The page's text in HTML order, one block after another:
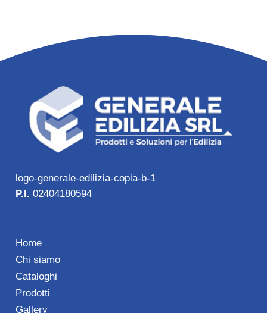
logo-generale-edilizia-copia-b-1
P.I. 02404180594
Home
Chi siamo
Cataloghi
Prodotti
Gallery